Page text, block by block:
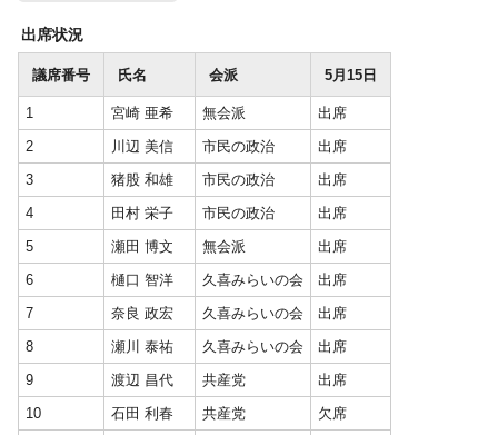
出席状況
議席番号 氏名 会派 5月15日
1 宮崎 亜希 無会派
出席
2
川辺 美信 市民の政治
出席
3
猪股 和雄 市民の政治
出席
4
田村 栄子 市民の政治
出席
5
瀬田 博文 無会派
出席
6
樋口 智洋 久喜みらいの会
出席
7
奈良 政宏 久喜みらいの会
出席
8
瀬川 泰祐 久喜みらいの会
出席
9
渡辺 昌代 共産党
出席
10
石田 利春 共産党
欠席